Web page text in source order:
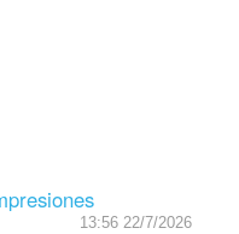
13:56 22/7/2026